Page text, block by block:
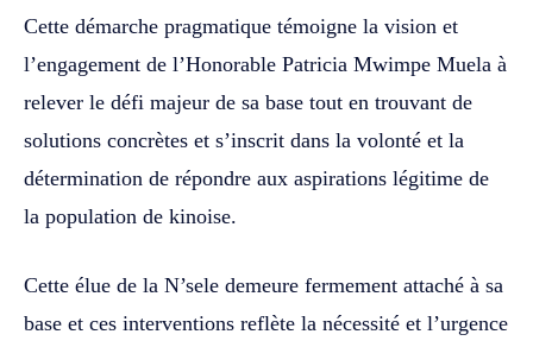
‎‎Cette démarche pragmatique témoigne la vision et
l’engagement de l’Honorable Patricia Mwimpe Muela à
relever le défi majeur de sa base tout en trouvant de
solutions concrètes et s’inscrit dans la volonté et la
détermination de répondre aux aspirations légitime de
la population de kinoise.
‎‎Cette élue de la N’sele demeure fermement attaché à sa
base et ces interventions reflète la nécessité et l’urgence